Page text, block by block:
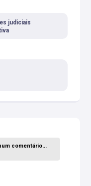
a judicialização
judiciais
comentário...